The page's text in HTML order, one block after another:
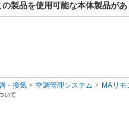
の製品を使用可能な本体製品が
・換気 空調管理システム MAリモ